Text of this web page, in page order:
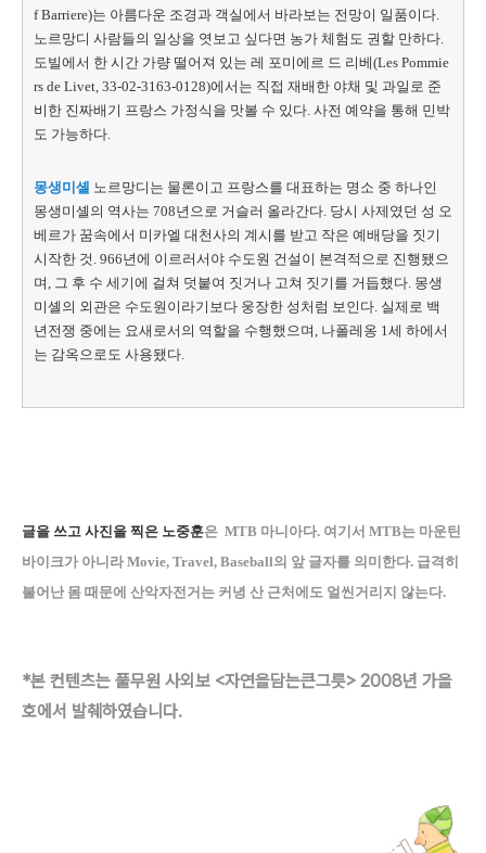
f Barriere)는 아름다운 조경과 객실에서 바라보는 전망이 일품이다.
노르망디 사람들의 일상을 엿보고 싶다면 농가 체험도 권할 만하다.
도빌에서 한 시간 가량 떨어져 있는 레 포미에르 드 리베(Les Pommie
rs de Livet, 33-02-3163-0128)에서는 직접 재배한 야채 및 과일로 준
비한 진짜배기 프랑스 가정식을 맛볼 수 있다. 사전 예약을 통해 민박
도 가능하다.
몽생미셸 노르망디는 물론이고 프랑스를 대표하는 명소 중 하나인
몽생미셸의 역사는 708년으로 거슬러 올라간다. 당시 사제였던 성 오
베르가 꿈속에서 미카엘 대천사의 계시를 받고 작은 예배당을 짓기
시작한 것. 966년에 이르러서야 수도원 건설이 본격적으로 진행됐으
며, 그 후 수 세기에 걸쳐 덧붙여 짓거나 고쳐 짓기를 거듭했다. 몽생
미셸의 외관은 수도원이라기보다 웅장한 성처럼 보인다. 실제로 백
년전쟁 중에는 요새로서의 역할을 수행했으며, 나폴레옹 1세 하에서
는 감옥으로도 사용됐다.
글을 쓰고 사진을 찍은 노중훈은 MTB 마니아다. 여기서 MTB는 마운틴
바이크가 아니라 Movie, Travel, Baseball의 앞 글자를 의미한다. 급격히
불어난 몸 때문에 산악자전거는 커녕 산 근처에도 얼씬거리지 않는다.
*본 컨텐츠는 풀무원 사외보 <자연을담는큰그릇> 2008년 가을
호에서 발췌하였습니다.